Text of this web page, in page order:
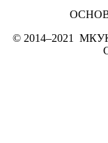
© 2014–2021